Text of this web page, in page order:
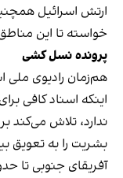
ارتش اسرائیل
خواسته تا این
پرونده نسل کشی
هم‌زمان رادیوی ملی
اینکه اسناد کافی
ندارد، تلاش می‌کند
بشریت را به تعویق
آفریقای جنوبی تا